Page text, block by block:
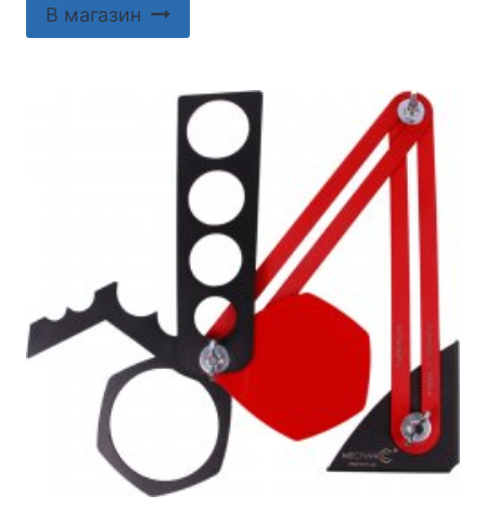
В магазин